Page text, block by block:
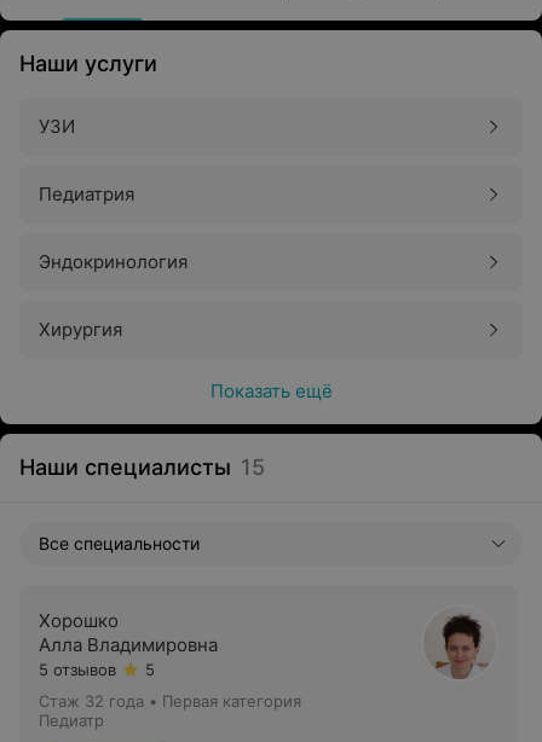
Наши услуги
УЗИ
Педиатрия
Эндокринология
Хирургия
Показать ещё
Наши специалисты 15
Все специальности
Хорошко
Алла Владимировна
5 отзывов
5
Стаж 32 года • Первая категория
Педиатр